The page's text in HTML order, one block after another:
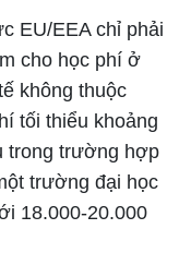
EU/EEA chỉ phải
cho học phí ở
không thuộc
tối thiểu khoảng
trong trường hợp
trường đại học
18.000-20.000